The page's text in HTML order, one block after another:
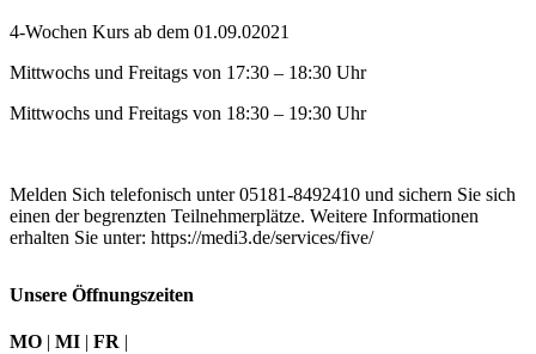
4-Wochen Kurs ab dem 01.09.02021
Mittwochs und Freitags von 17:30 – 18:30 Uhr
Mittwochs und Freitags von 18:30 – 19:30 Uhr
Melden Sich telefonisch unter 05181-8492410 und sichern Sie sich
einen der begrenzten Teilnehmerplätze. Weitere Informationen
erhalten Sie unter: https://medi3.de/services/five/
Unsere Öffnungszeiten
MO | MI | FR |